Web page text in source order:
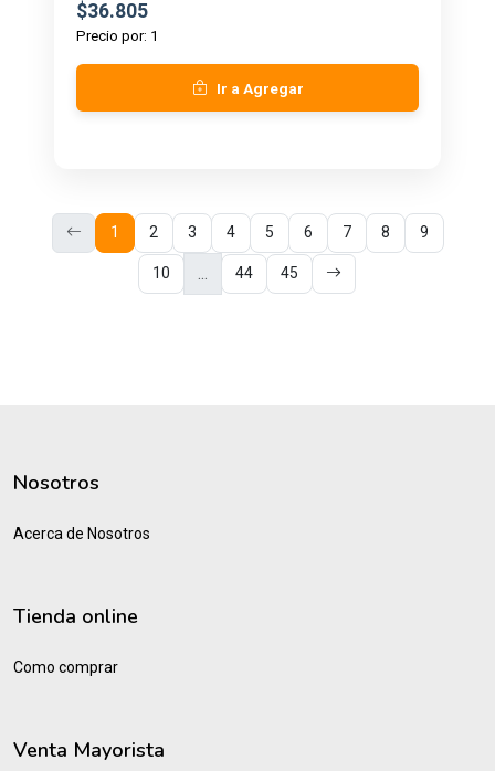
$36.805
Precio por: 1
Ir a Agregar
1 2 3 4 5 6 7 8 9
10 44 45
Nosotros
Acerca de Nosotros
Tienda online
Como comprar
Venta Mayorista